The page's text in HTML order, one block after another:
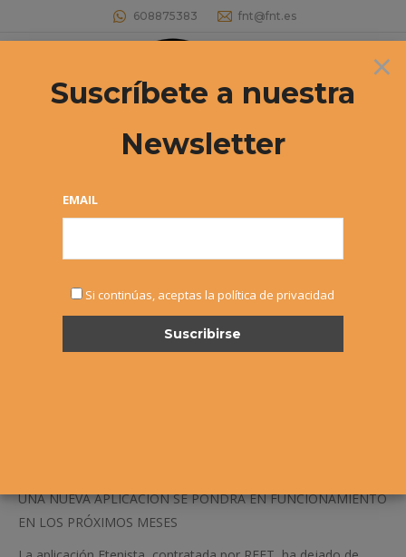
608875383 fnt@fnt.es
Buscar:
UNA NUEVA APLICACIÓN SE PONDRÁ EN FUNCIONAMIENTO
EN LOS PRÓXIMOS MESES
×
Suscríbete a nuestra
Newsletter
EMAIL
Si continúas, aceptas la política de privacidad